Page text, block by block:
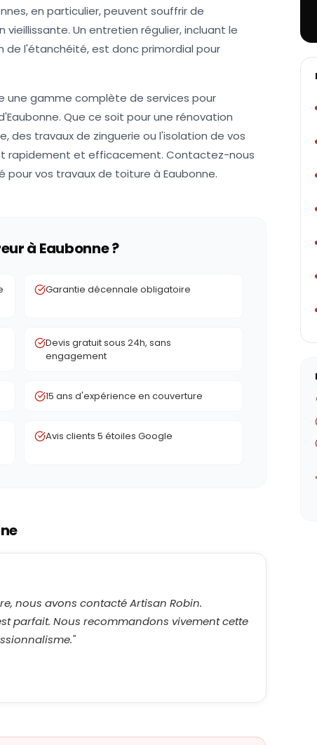
en particulier, peuvent souffrir de
Un entretien régulier, incluant le
l'étanchéité, est donc primordial pour
une gamme complète de services pour
Que ce soit pour une rénovation
travaux de zinguerie ou l'isolation de vos
rapidement et efficacement. Contactez-nous
vos travaux de toiture à Eaubonne.
à Eaubonne?
Garantie décennale obligatoire
Devis gratuit sous 24h, sans
engagement
15 ans d'expérience en couverture
Avis clients 5 étoiles Google
nous avons contacté Artisan Robin.
parfait. Nous recommandons vivement cette
"